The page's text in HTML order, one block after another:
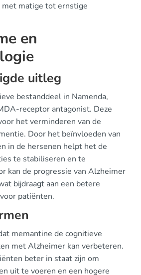
matige tot ernstige
en
uitleg
bestanddeel in Namenda,
receptor antagonist. Deze
het verminderen van de
Door het beïnvloeden van
in de hersenen helpt het de
te stabiliseren en te
kan de progressie van Alzheimer
bijdraagt aan een betere
patiënten.
memantine de cognitieve
met Alzheimer kan verbeteren.
beter in staat zijn om
uit te voeren en een hogere